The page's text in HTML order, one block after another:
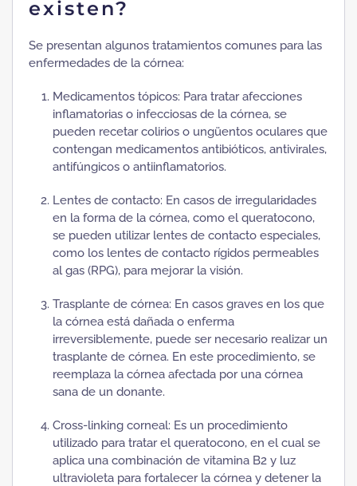
existen?
Se presentan algunos tratamientos comunes para las
enfermedades de la córnea:
Medicamentos tópicos: Para tratar afecciones
inflamatorias o infecciosas de la córnea, se
pueden recetar colirios o ungüentos oculares que
contengan medicamentos antibióticos, antivirales,
antifúngicos o antiinflamatorios.
Lentes de contacto: En casos de irregularidades
en la forma de la córnea, como el queratocono,
se pueden utilizar lentes de contacto especiales,
como los lentes de contacto rígidos permeables
al gas (RPG), para mejorar la visión.
Trasplante de córnea: En casos graves en los que
la córnea está dañada o enferma
irreversiblemente, puede ser necesario realizar un
trasplante de córnea. En este procedimiento, se
reemplaza la córnea afectada por una córnea
sana de un donante.
Cross-linking corneal: Es un procedimiento
utilizado para tratar el queratocono, en el cual se
aplica una combinación de vitamina B2 y luz
ultravioleta para fortalecer la córnea y detener la